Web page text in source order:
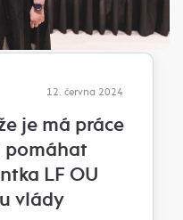
12. června 2024
je má práce
pomáhat
LF OU
vlády